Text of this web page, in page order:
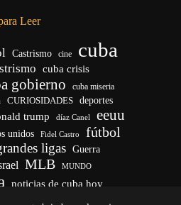
Leer
Castrismo cine cuba
cuba crisis
gobierno cuba miseria
CURIOSIDADES deportes
trump díaz Canel eeuu
unidos Fidel Castro fútbol
ligas Guerra
MLB MUNDO
noticias de cuba hoy